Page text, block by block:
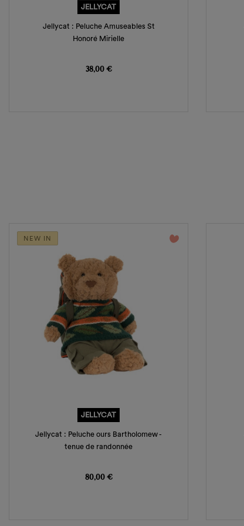
JELLYCAT
Jellycat : Peluche Amuseables St
Honoré Mirielle
38,00 €
NEW IN favorite_border
JELLYCAT
Jellycat : Peluche ours Bartholomew -
tenue de randonnée
80,00 €